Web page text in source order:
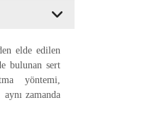
elde edilen
bulunan sert
yöntemi,
zamanda